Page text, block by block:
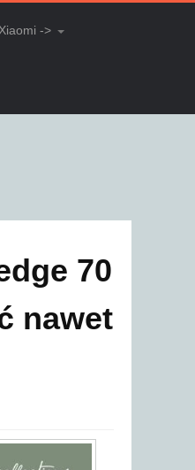
Xiaomi ->
70
nawet